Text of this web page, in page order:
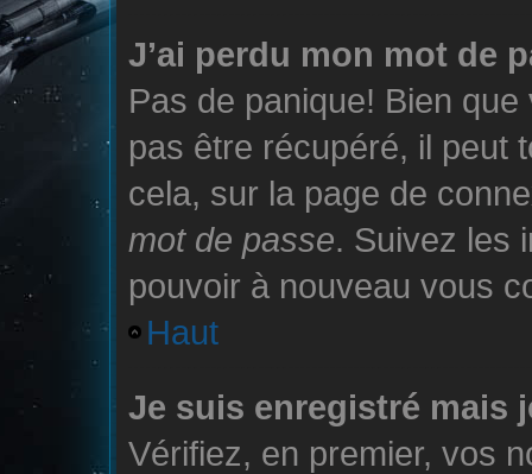
J’ai perdu mon mot de
Pas de panique! Bien
pas être récupéré, il peut
cela, sur la page de
mot de passe. Suivez les
pouvoir à nouveau vous
Haut
Je suis enregistré mais
Vérifiez, en premier, vos